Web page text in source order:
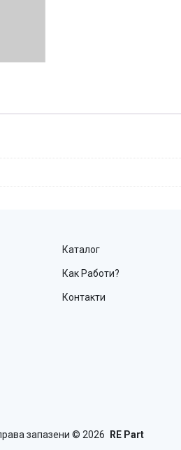
Каталог
Как Работи?
Контакти
запазени © 2026 RE Part